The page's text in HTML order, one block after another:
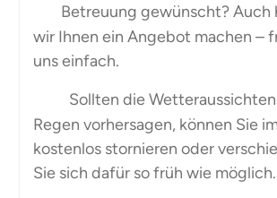
Betreuung gewünscht? Auch
wir Ihnen ein Angebot machen –
uns einfach.
Sollten die
Regen vorhersagen, können Sie
kostenlos stornieren oder
Sie sich dafür so früh wie möglich.